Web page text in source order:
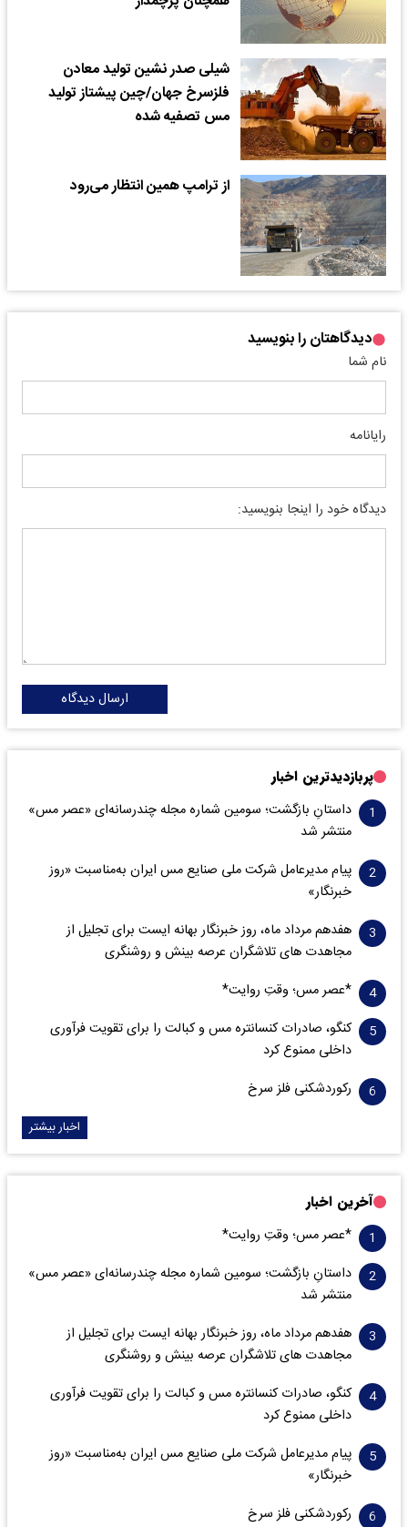
شیلی صدر نشین تولید معادن
فلزسرخ جهان/چین پیشتاز تولید
مس تصفیه شده
از ترامپ همین انتظار می‌رود
دیدگاهتان را بنویسید
نام شما
رایانامه
دیدگاه خود را اینجا بنویسید:
ارسال دیدگاه
پربازدیدترین اخبار
داستانِ بازگشت؛ سومین شماره مجله چندرسانه‌ای «عصر مس»
منتشر شد
پیام مدیرعامل شرکت ملی صنایع مس ایران به‌مناسبت «روز
خبرنگار»
هفدهم مرداد ماه، روز خبرنگار بهانه ایست برای تجلیل از
مجاهدت های تلاشگران عرصه بینش و روشنگری
*عصر مس؛ وقتِ روایت*
کنگو، صادرات کنسانتره مس و کبالت را برای تقویت فرآوری
داخلی ممنوع کرد
رکوردشکنی فلز سرخ
اخبار بیشتر
آخرین اخبار
*عصر مس؛ وقتِ روایت*
داستانِ بازگشت؛ سومین شماره مجله چندرسانه‌ای «عصر مس»
منتشر شد
هفدهم مرداد ماه، روز خبرنگار بهانه ایست برای تجلیل از
مجاهدت های تلاشگران عرصه بینش و روشنگری
کنگو، صادرات کنسانتره مس و کبالت را برای تقویت فرآوری
داخلی ممنوع کرد
پیام مدیرعامل شرکت ملی صنایع مس ایران به‌مناسبت «روز
خبرنگار»
رکوردشکنی فلز سرخ